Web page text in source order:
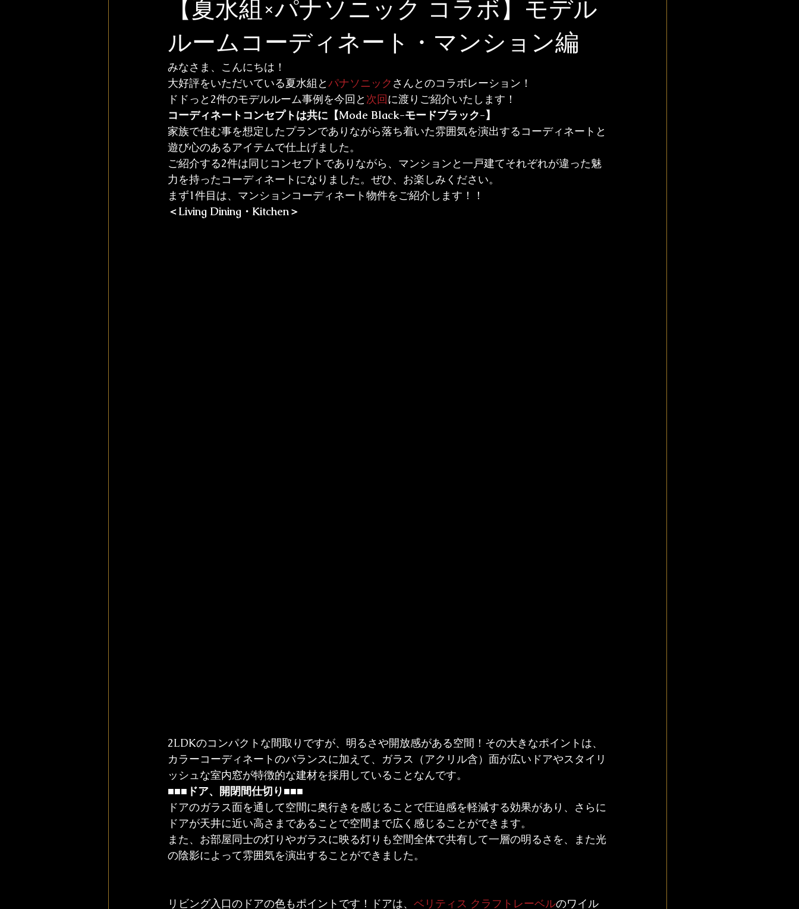
【夏水組×パナソニック コラボ】モデル
ルームコーディネート・マンション編
みなさま、こんにちは！
大好評をいただいている夏水組とパナソニック さんとのコラボレーション！
ドドっと2件のモデルルーム事例を今回と 次回に渡りご紹介いたします！
コーディネートコンセプトは共に【Mode Black-モードブラック-】
家族で住む事を想定したプランでありながら落ち着いた雰囲気を演出するコーディネートと
遊び心のあるアイテムで仕上げました。
ご紹介する2件は同じコンセプトでありながら、マンションと一戸建てそれぞれが違った魅
力を持ったコーディネートになりました。ぜひ、お楽しみください。
まず1件目は、マンションコーディネート物件をご紹介します！！
＜Living Dining・Kitchen＞
2LDKのコンパクトな間取りですが、明るさや開放感がある空間！その大きなポイントは、
カラーコーディネートのバランスに加えて、ガラス（アクリル含）面が広いドアやスタイリ
ッシュな室内窓が特徴的な建材を採用していることなんです。
■■■ドア、開閉間仕切り■■■
ドアのガラス面を通して空間に奥行きを感じることで圧迫感を軽減する効果があり、さらに
ドアが天井に近い高さまであることで空間まで広く感じることができます。
また、お部屋同士の灯りやガラスに映る灯りも空間全体で共有して一層の明るさを、また光
の陰影によって雰囲気を演出することができました。
リビング入口のドアの色もポイントです！ドアは、 ベリティス クラフトレーベルのワイル